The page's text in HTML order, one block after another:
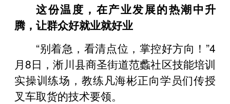
这份温度，在产业发展的热潮中升
腾，让群众好就业就好业
“别着急，看清点位，掌控好方向！”4
月8日，淅川县商圣街道范蠡社区技能培训
实操训练场，教练凡海彬正向学员们传授
叉车取货的技术要领。